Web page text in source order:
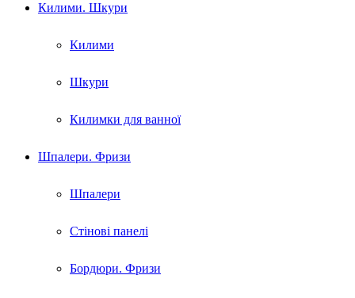
Килими. Шкури
Килими
Шкури
Килимки для ванної
Шпалери. Фризи
Шпалери
Стінові панелі
Бордюри. Фризи